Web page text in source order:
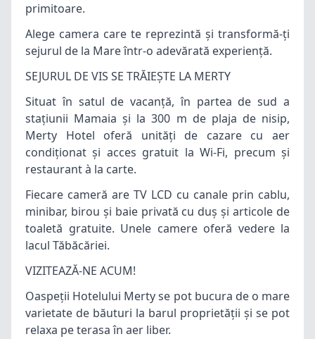
primitoare.
Alege camera care te reprezintă și transformă-ți
sejurul de la Mare într-o adevărată experiență.
SEJURUL DE VIS SE TRĂIEȘTE LA MERTY
Situat în satul de vacanță, în partea de sud a
stațiunii Mamaia și la 300 m de plaja de nisip,
Merty Hotel oferă unități de cazarecu aer
condiționat și acces gratuit la Wi-Fi, precum și
restaurant à la carte.
Fiecare cameră are TV LCD cu canale prin cablu,
minibar, birou și baie privată cu duș și articole de
toaletă gratuite. Unele camere oferă vedere la
lacul Tăbăcăriei.
VIZITEAZĂ-NE ACUM!
Oaspeții Hotelului Merty se pot bucura de o mare
varietate de băuturi la barul proprietății și se pot
relaxa pe terasa în aer liber.